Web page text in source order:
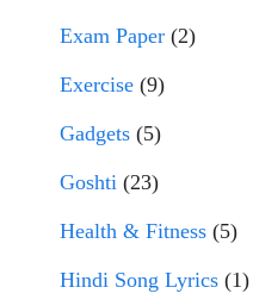
Exam Paper (2)
Exercise (9)
Gadgets (5)
Goshti (23)
Health & Fitness (5)
Hindi Song Lyrics (1)